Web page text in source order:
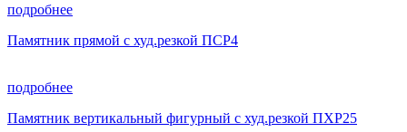
подробнее
Памятник прямой с худ.резкой ПСР4
подробнее
Памятник вертикальный фигурный с худ.резкой ПХР25